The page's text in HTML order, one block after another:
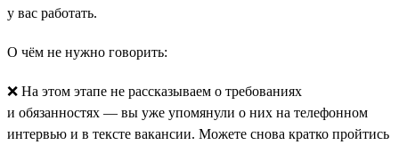
у вас работать.
О чём не нужно говорить:
❌ На этом этапе не рассказываем о требованиях
и обязанностях — вы уже упомянули о них на телефонном
интервью и в тексте вакансии. Можете снова кратко пройтись